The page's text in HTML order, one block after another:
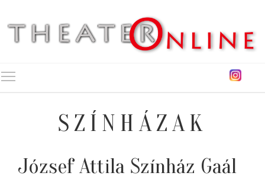
SZÍNHÁZAK
József Attila Színház Gaál